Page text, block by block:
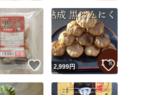
いいね！
2,999円 いいね！